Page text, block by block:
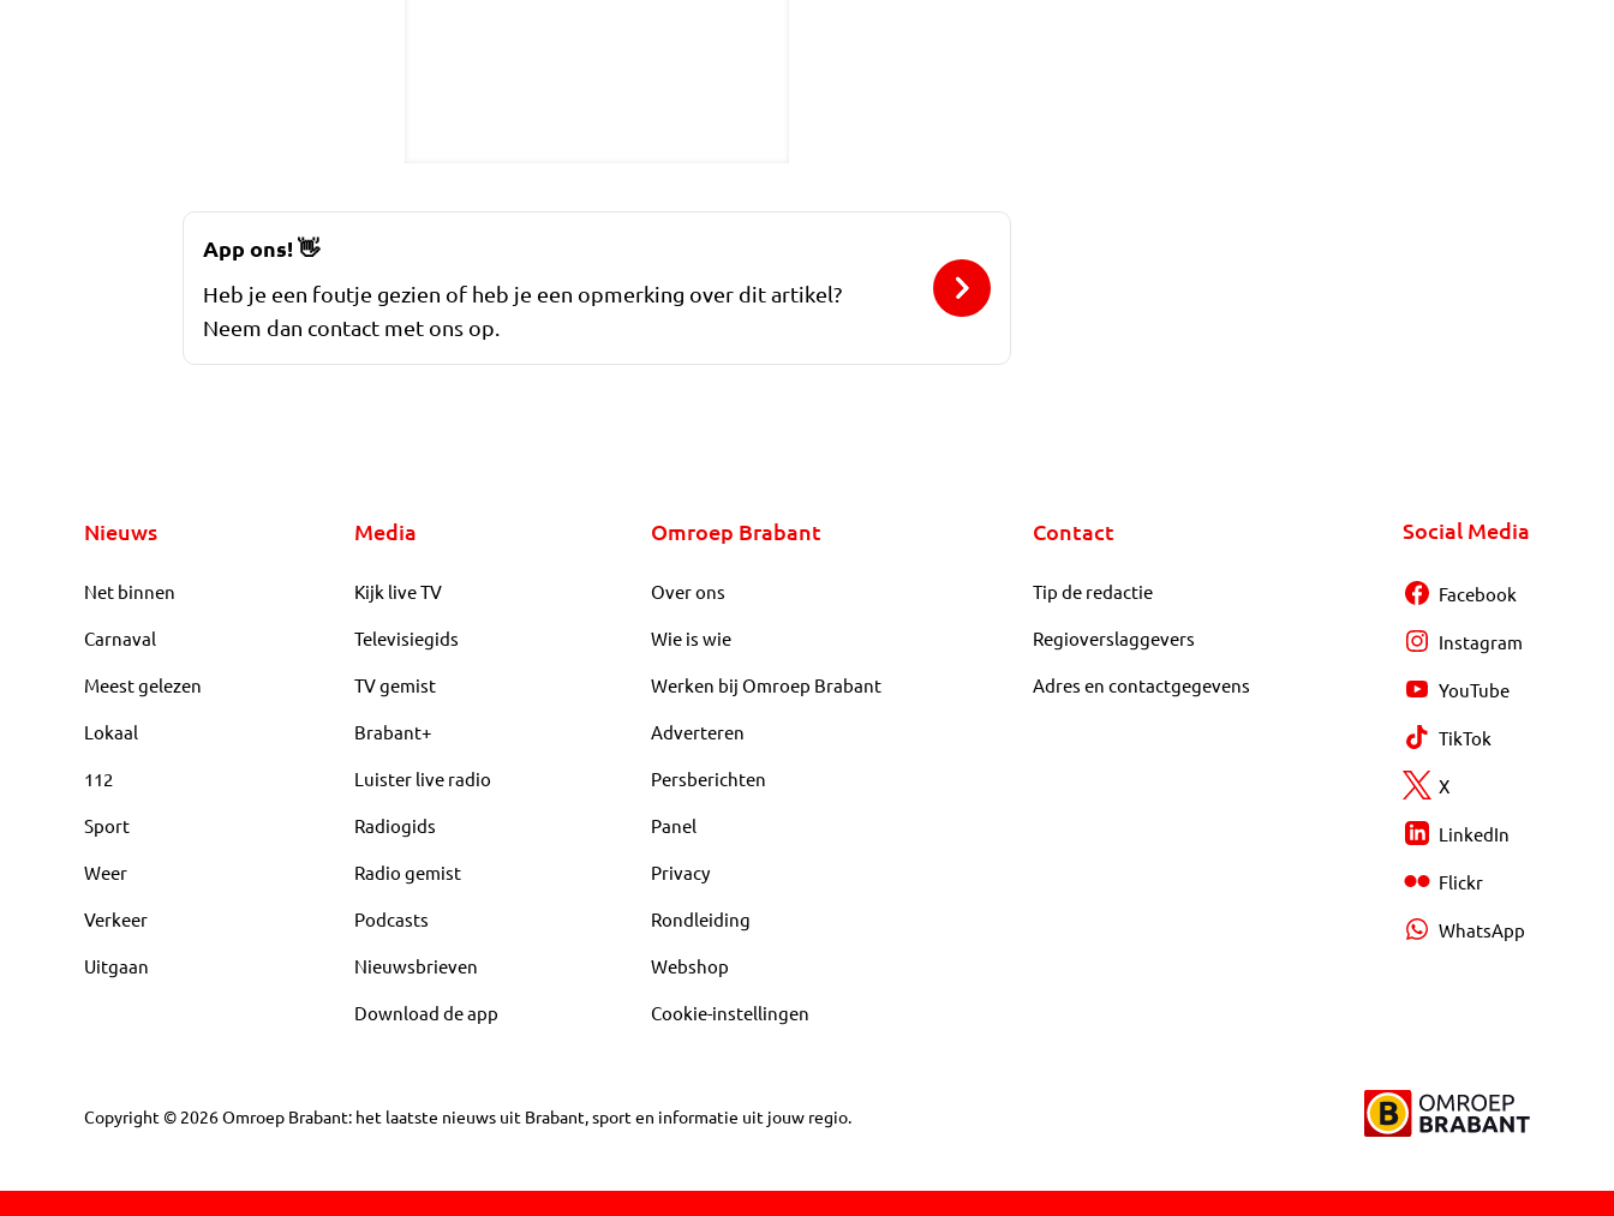
App ons!👋
Heb je een foutje gezien of heb je een opmerking over dit artikel?
Neem dan contact met ons op.
Nieuws
Net binnen
Carnaval
Meest gelezen
Lokaal
112
Sport
Weer
Verkeer
Uitgaan
Media
Kijk live TV
Televisiegids
TV gemist
Brabant+
Luister live radio
Radiogids
Radio gemist
Podcasts
Nieuwsbrieven
Download de app
Omroep Brabant
Over ons
Wie is wie
Werken bij Omroep Brabant
Adverteren
Persberichten
Panel
Privacy
Rondleiding
Webshop
Cookie-instellingen
Contact
Tip de redactie
Regioverslaggevers
Adres en contactgegevens
Social Media
Facebook
Instagram
YouTube
TikTok
X
LinkedIn
Flickr
WhatsApp
Copyright © 2026Omroep Brabant: het laatste nieuws uit Brabant, sport en informatie uit jouw regio.